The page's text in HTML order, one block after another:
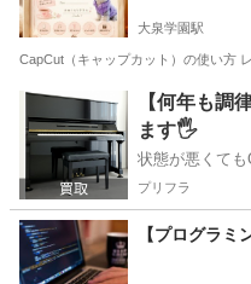
大泉学園駅
CapCut（キャップカット）の使い方
東京 練馬区 大泉学園駅
【何年も調
ます🖐️
状態が悪くて
プリフラ
【プログラミ